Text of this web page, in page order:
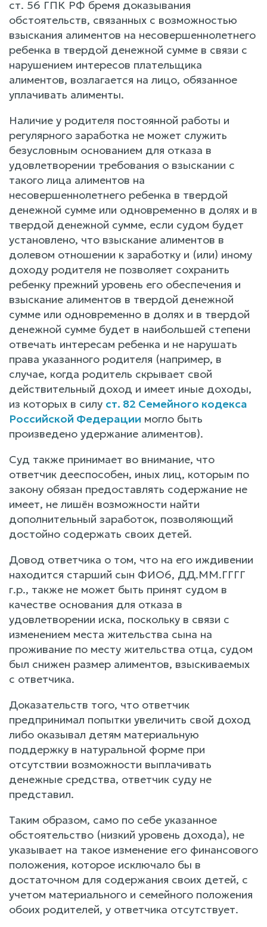
ст. 56 ГПК РФ бремя доказывания
обстоятельств, связанных с возможностью
взыскания алиментов на несовершеннолетнего
ребенка в твердой денежной сумме в связи с
нарушением интересов плательщика
алиментов, возлагается на лицо, обязанное
уплачивать алименты.
Наличие у родителя постоянной работы и
регулярного заработка не может служить
безусловным основанием для отказа в
удовлетворении требования о взыскании с
такого лица алиментов на
несовершеннолетнего ребенка в твердой
денежной сумме или одновременно в долях и в
твердой денежной сумме, если судом будет
установлено, что взыскание алиментов в
долевом отношении к заработку и (или) иному
доходу родителя не позволяет сохранить
ребенку прежний уровень его обеспечения и
взыскание алиментов в твердой денежной
сумме или одновременно в долях и в твердой
денежной сумме будет в наибольшей степени
отвечать интересам ребенка и не нарушать
права указанного родителя (например, в
случае, когда родитель скрывает свой
действительный доход и имеет иные доходы,
из которых в силу ст. 82 Семейного кодекса
Российской Федерации могло быть
произведено удержание алиментов).
Суд также принимает во внимание, что
ответчик дееспособен, иных лиц, которым по
закону обязан предоставлять содержание не
имеет, не лишён возможности найти
дополнительный заработок, позволяющий
достойно содержать своих детей.
Довод ответчика о том, что на его иждивении
находится старший сын ФИО6, ДД.ММ.ГГГГ
г.р., также не может быть принят судом в
качестве основания для отказа в
удовлетворении иска, поскольку в связи с
изменением места жительства сына на
проживание по месту жительства отца, судом
был снижен размер алиментов, взыскиваемых
с ответчика.
Доказательств того, что ответчик
предпринимал попытки увеличить свой доход
либо оказывал детям материальную
поддержку в натуральной форме при
отсутствии возможности выплачивать
денежные средства, ответчик суду не
представил.
Таким образом, само по себе указанное
обстоятельство (низкий уровень дохода), не
указывает на такое изменение его финансового
положения, которое исключало бы в
достаточном для содержания своих детей, с
учетом материального и семейного положения
обоих родителей, у ответчика отсутствует.